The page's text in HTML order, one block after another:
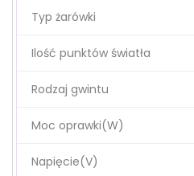
Typ żarówki
Ilość punktów światła
Rodzaj gwintu
Moc oprawki(W)
Napięcie(V)